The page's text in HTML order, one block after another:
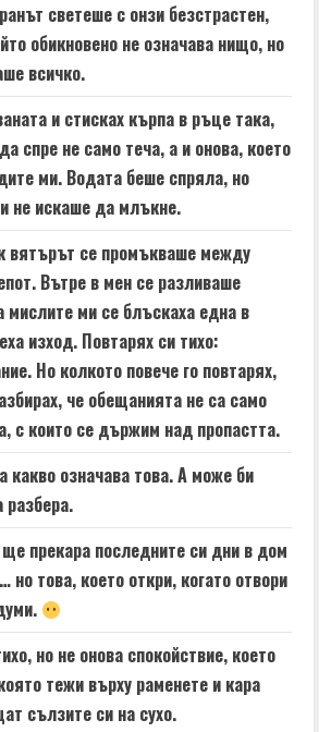
светеше с онзи безстрастен,
обикновено не означава нищо, но
всичко.
и стисках кърпа в ръце така,
спре не само теча, а и онова, което
ми. Водата беше спряла, но
не искаше да млъкне.
вятърът се промъкваше между
Вътре в мен се разливаше
мислите ми се блъскаха една в
изход. Повтарях си тихо:
Но колкото повече го повтарях,
че обещанията не са само
с които се държим над пропастта.
какво означава това. А може би
разбера.
прекара последните си дни в дом
но това, което откри, когато отвори
но не онова спокойствие, което
тежи върху раменете и кара
сълзите си на сухо.